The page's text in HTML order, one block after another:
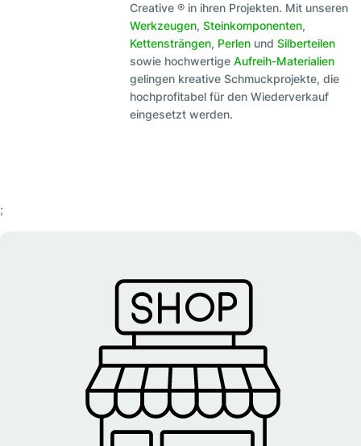
Creative ® in ihren Projekten. Mit unseren
Werkzeugen,Steinkomponenten,
Kettensträngen, Perlen undSilberteilen
sowie hochwertigeAufreih-Materialien
gelingen kreative Schmuckprojekte, die
hochprofitabel für den Wiederverkauf
eingesetzt werden.
;